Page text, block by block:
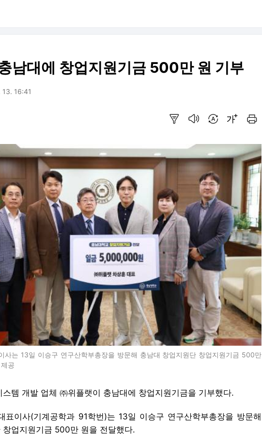
남대에 창업지원기금 500만 원 기부
16:41
사는 13일 이승구 연구산학부총장을 방문해 충남대 창업지원단 창업지원기금 500만
공
템 개발 업체 ㈜위플랫이 충남대에 창업지원기금을 기부했다.
표이사(기계공학과 91학번)는 13일 이승구 연구산학부총장을 방문해
창업지원기금 500만 원을 전달했다.